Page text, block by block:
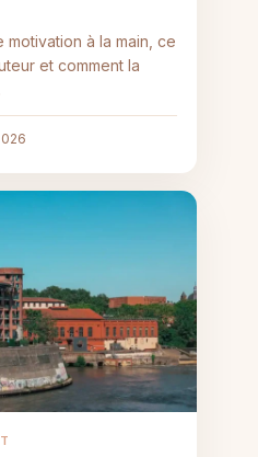
à la main, ce
et comment la